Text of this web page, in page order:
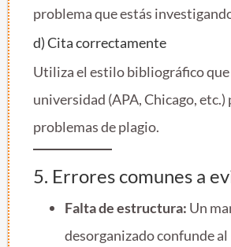
problema que estás
d) Cita correctamente
Utiliza el estilo bibliográfico
universidad (APA, Chicago,
problemas de plagio.
5. Errores comunes a
Falta de estructura: Un
desorganizado confunde